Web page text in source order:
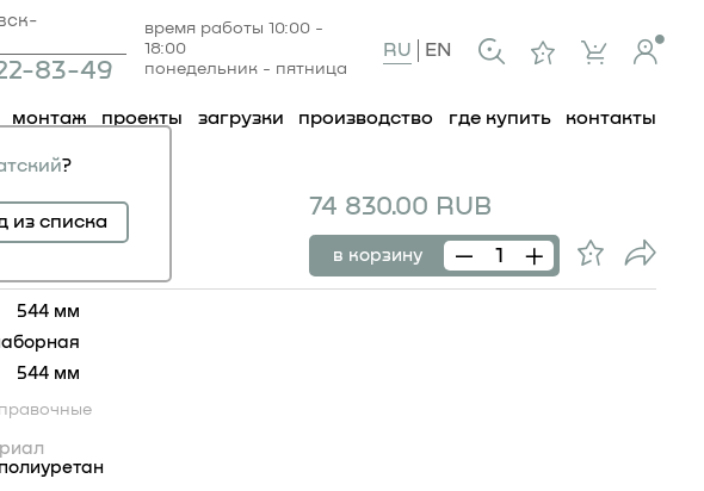
83-49
время работы 10:00 -
18:00
понедельник - пятница
RU EN
монтаж проекты загрузки производство где купить контакты
?
из списка
74 830.00 RUB
в корзину
544 мм
544 мм